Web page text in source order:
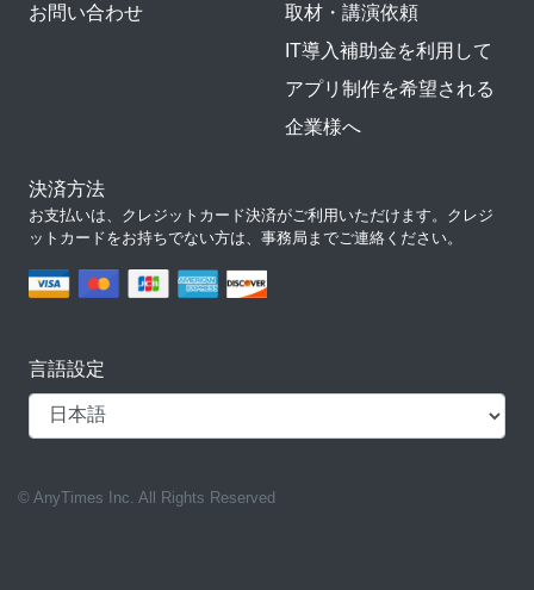
お問い合わせ
取材・講演依頼
IT導入補助金を利用して
アプリ制作を希望される
企業様へ
決済方法
お支払いは、クレジットカード決済がご利用いただけます。クレジ
ットカードをお持ちでない方は、事務局までご連絡ください。
言語設定
© AnyTimes Inc. All Rights Reserved